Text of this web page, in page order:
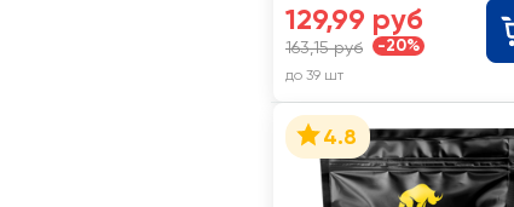
129,99 руб
163,15 руб -20%
до 39 шт
4.8